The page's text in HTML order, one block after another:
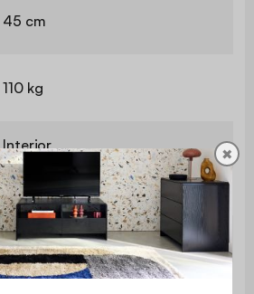
45 cm
110 kg
Interior
Apenas para uso doméstico
3 anos
✖